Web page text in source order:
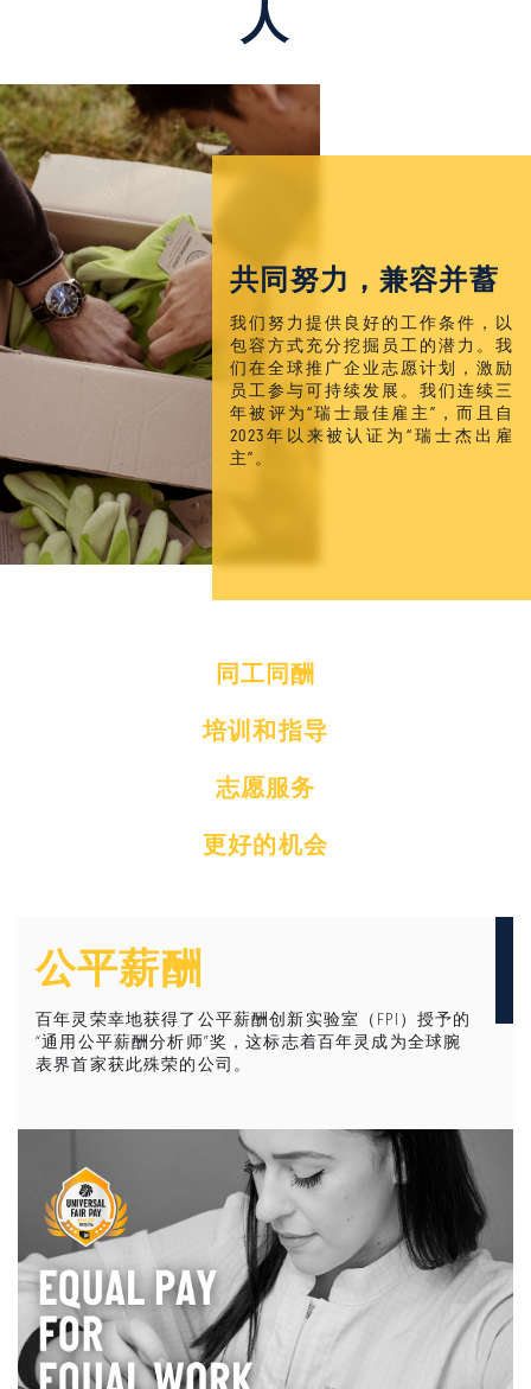
人
共同努力，兼容并蓄
我们努力提供良好的工作条件，以
包容方式充分挖掘员工的潜力。我
们在全球推广企业志愿计划，激励
员工参与可持续发展。我们连续三
年被评为“瑞士最佳雇主”，而且自
2023年以来被认证为“瑞士杰出雇
主”。
同工同酬
培训和指导
志愿服务
更好的机会
公平薪酬
百年灵荣幸地获得了公平薪酬创新实验室（FPI）授予的
“通用公平薪酬分析师”奖，这标志着百年灵成为全球腕
表界首家获此殊荣的公司。